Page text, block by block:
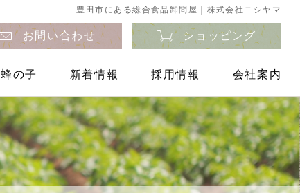
豊田市にある総合食品卸問屋｜株式会社ニシヤマ
お問い合わせ ショッピング
蜂の子 新着情報 採用情報 会社案内